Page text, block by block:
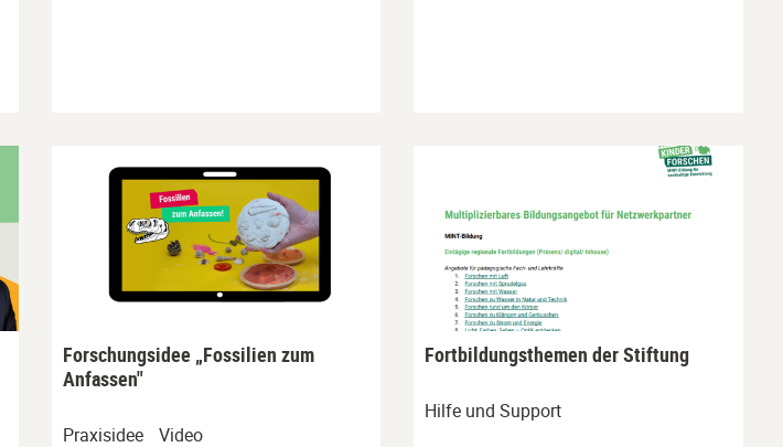
Forschungsidee „Fossilien zum
Anfassen"
Praxisidee Video
Fortbildungsthemen der Stiftung
Hilfe und Support